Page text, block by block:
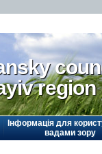
region
Інформація для
вадами зору